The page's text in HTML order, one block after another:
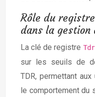
Rôle du
dans la gestion
La clé de registre
sur les seuils de
TDR, permettant
le comportement du